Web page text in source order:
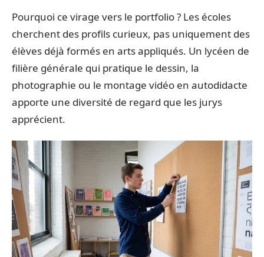
Pourquoi ce virage vers le portfolio ? Les écoles
cherchent des profils curieux, pas uniquement des
élèves déjà formés en arts appliqués. Un lycéen de
filière générale qui pratique le dessin, la
photographie ou le montage vidéo en autodidacte
apporte une diversité de regard que les jurys
apprécient.